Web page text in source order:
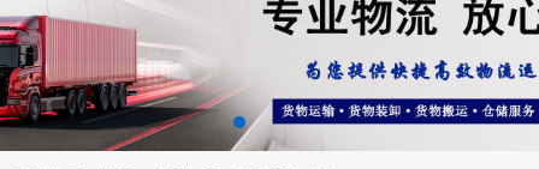
汽车零部件运输 仓储配送
零担运输 专线运输
大件运输 整车运输